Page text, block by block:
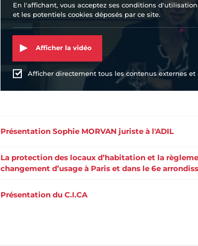
En l'affichant, vous acceptez ses conditions d'utilisation
et les potentiels cookies déposés par ce site.
Afficher la vidéo
Afficher directement tous les contenus externes et
Présentation Sophie MORVAN juriste à l'ADIL
La protection des locaux d’habitation et la
changement d’usage à Paris et dans le 6e
Présentation du C.I.CA